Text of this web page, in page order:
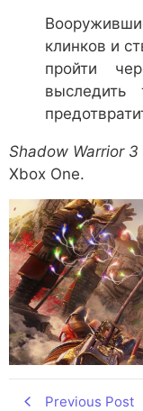
клинков и
пройти
Shadow Warrior 3
Xbox One.
Previous Post